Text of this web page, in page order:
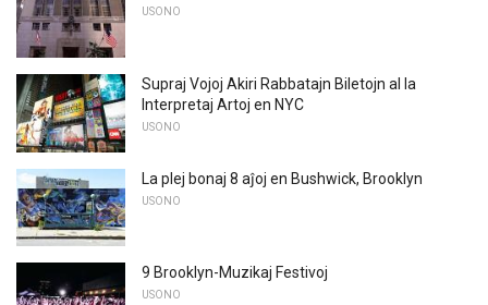
USONO
Supraj Vojoj Akiri Rabbatajn Biletojn al la
Interpretaj Artoj en NYC
USONO
La plej bonaj 8 aĵoj en Bushwick, Brooklyn
USONO
9 Brooklyn-Muzikaj Festivoj
USONO